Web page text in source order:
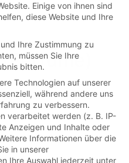
wurde mit einem
Er kann die
riechen. Eines Tages
Einige von ihnen sind
diese Website und Ihre
Ihre Zustimmung zu
müssen Sie Ihre
bitten.
Technologien auf unserer
während andere uns
zu verbessern.
verarbeitet werden (z. B. IP-
Anzeigen und Inhalte oder
Informationen über die
in unserer
Ihre Auswahl jederzeit unter